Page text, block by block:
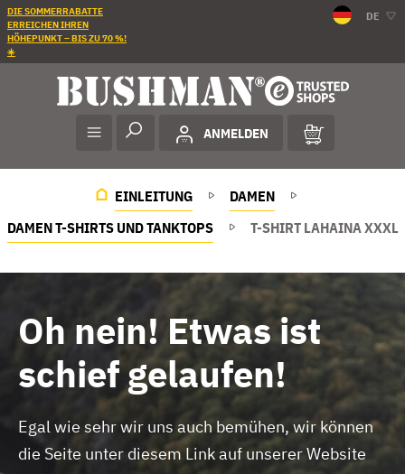
DIE SOMMERRABATTE
ERREICHEN IHREN
HÖHEPUNKT – BIS ZU 70 %!
☀️
DE
ANMELDEN
EINLEITUNG
DAMEN
DAMEN T-SHIRTS UND TANKTOPS
T-SHIRT LAHAINA XXXL
Oh nein! Etwas ist
schief gelaufen!
Egal wie sehr wir uns auch bemühen, wir können
die Seite unter diesem Link auf unserer Website